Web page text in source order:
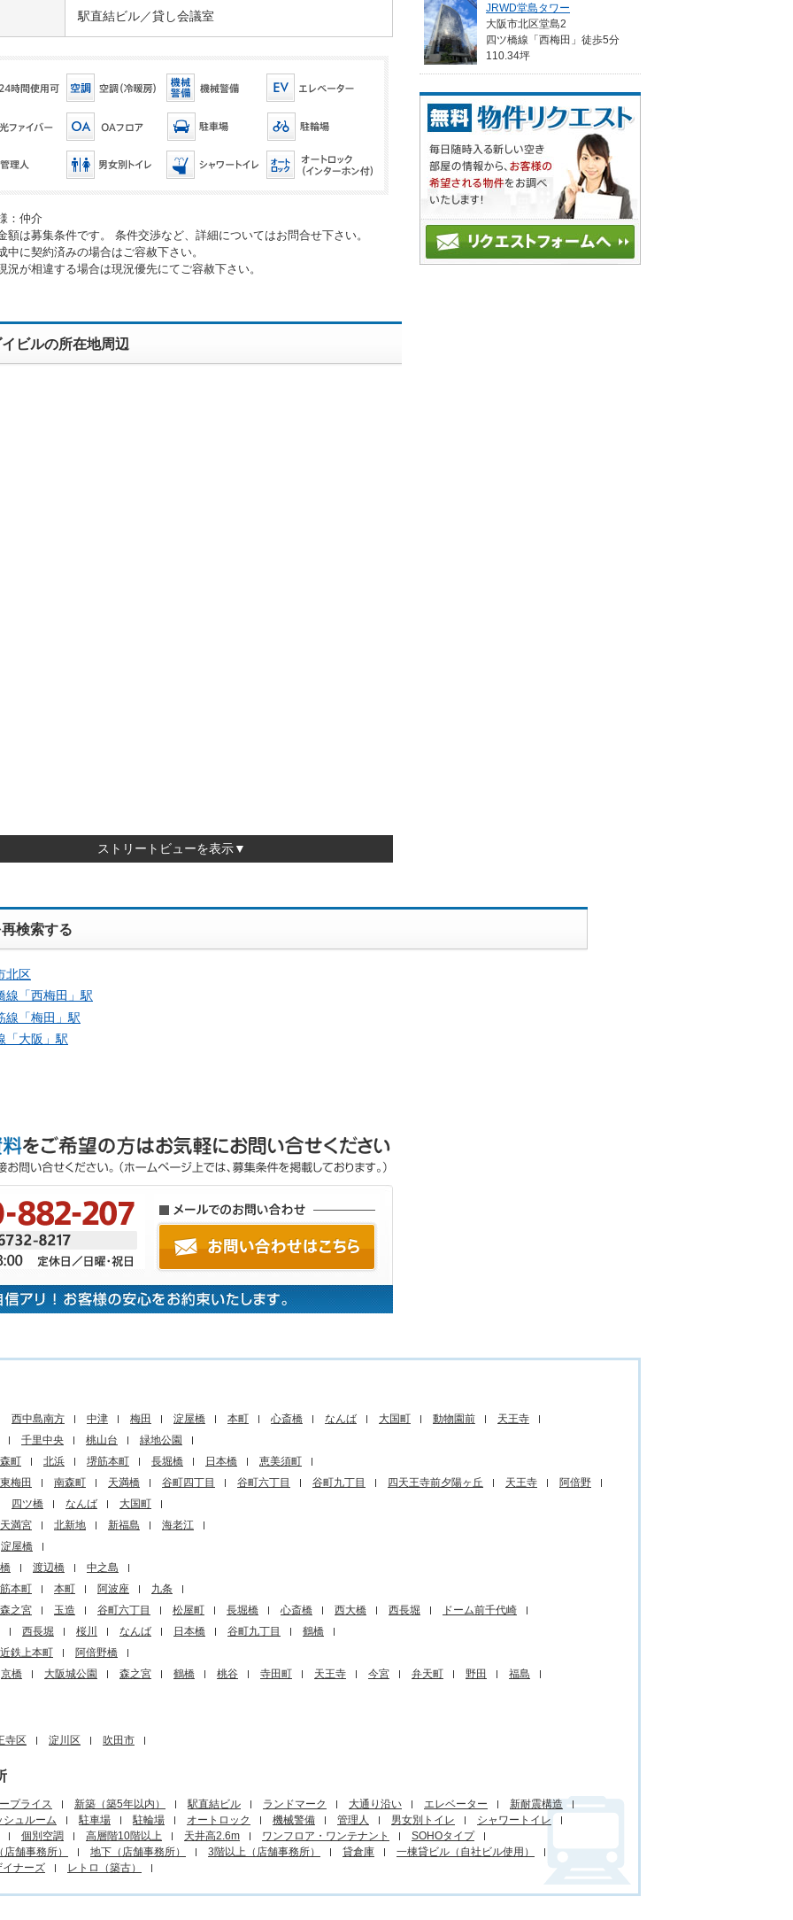
駅直結ビル／貸し会議室
：仲介
は募集条件です。 条件交渉など、詳細についてはお問合せ下さい。
に契約済みの場合はご容赦下さい。
が相違する場合は現況優先にてご容赦下さい。
ビルの所在地周辺
ストリートビューを表示▼
検索する
北区
線「西梅田 」駅
線「梅田 」駅
「大阪 」駅
JRWD堂島タワー
大阪市北区堂島2
四ツ橋線「西梅田」徒歩5分
110.34坪
西中島南方 中津 梅田 淀屋橋 本町 心斎橋 なんば 大国町 動物園前
天王寺
千里中央
桃山台
緑地公園
町
北浜 堺筋本町 長堀橋 日本橋
恵美須町
東梅田
南森町 天満橋 谷町四丁目 谷町六丁目 谷町九丁目 四天王寺前夕陽ヶ丘 天王寺
阿倍野
四ツ橋
なんば
大国町
満宮
北新地 新福島
海老江
淀屋橋
渡辺橋
中之島
本町
本町 阿波座
九条
森之宮
玉造 谷町六丁目 松屋町 長堀橋 心斎橋 西大橋 西長堀
ドーム前千代崎
西長堀
桜川 なんば 日本橋 谷町九丁目
鶴橋
近鉄上本町
阿倍野橋
京橋
大阪城公園 森之宮 鶴橋 桃谷 寺田町 天王寺 今宮 弁天町 野田 福島
寺区 淀川区 吹田市
プライス 新築（築5年以内） 駅直結ビル ランドマーク 大通り沿い エレベーター
新耐震構造
シュルーム
駐車場 駐輪場 オートロック 機械警備 管理人 男女別トイレ
シャワートイレ
個別空調
高層階10階以上 天井高2.6m ワンフロア・ワンテナント
SOHOタイプ
店舗事務所）
地下（店舗事務所） 3階以上（店舗事務所） 貸倉庫
一棟貸ビル（自社ビル使用）
イナーズ
レトロ（築古）